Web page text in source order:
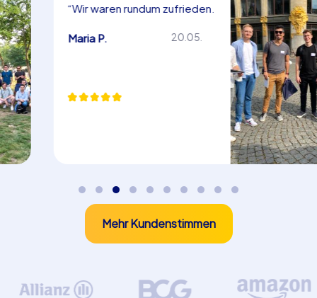
“Wir waren rundum zufrieden.
Herzlichen Dank!”
Maria P.
Mehr Kundenstimmen